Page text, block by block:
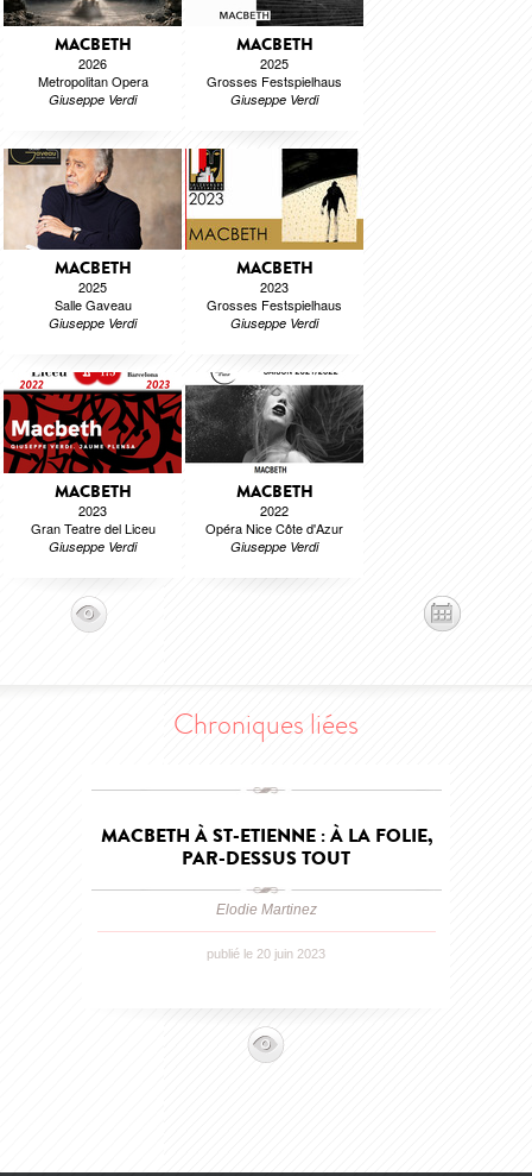
MACBETH
2026
Metropolitan Opera
Giuseppe Verdi
MACBETH
2025
Grosses Festspielhaus
Giuseppe Verdi
MACBETH
2025
Salle Gaveau
Giuseppe Verdi
MACBETH
2023
Grosses Festspielhaus
Giuseppe Verdi
MACBETH
2023
Gran Teatre del Liceu
Giuseppe Verdi
MACBETH
2022
Opéra Nice Côte d'Azur
Giuseppe Verdi
Chroniques liées
MACBETH À ST-ETIENNE : À LA FOLIE,
PAR-DESSUS TOUT
Elodie Martinez
publié le 20 juin 2023